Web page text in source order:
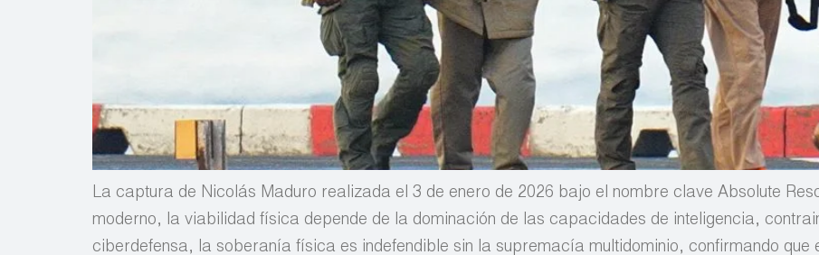
La captura de Nicolás Maduro realizada el 3 de enero de 2026 bajo el nombre clave Absolute
moderno, la viabilidad física depende de la dominación de las capacidades de inteligencia,
ciberdefensa, la soberanía física es indefendible sin la supremacía multidominio, confirmando que